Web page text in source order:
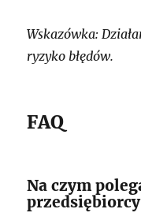
Wskazówka:
ryzyko błędów.
FAQ
Na czym
przedsiębiorcy